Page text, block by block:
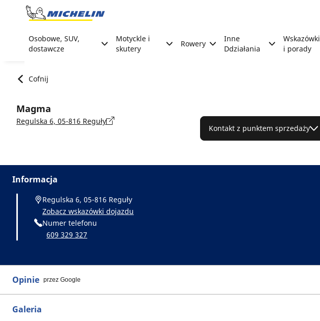
Go to page content
Osobowe, SUV,
dostawcze
Motyckle i
skutery
Rowery
Inne
Ddziałania
Wskazówki
i porady
Cofnij
Magma
Regulska 6, 05-816 Reguły
Kontakt z punktem sprzedaży
Informacja
Regulska 6, 05-816 Reguły
Zobacz wskazówki dojazdu
Numer telefonu
609 329 327
Opinie przez Google
Galeria